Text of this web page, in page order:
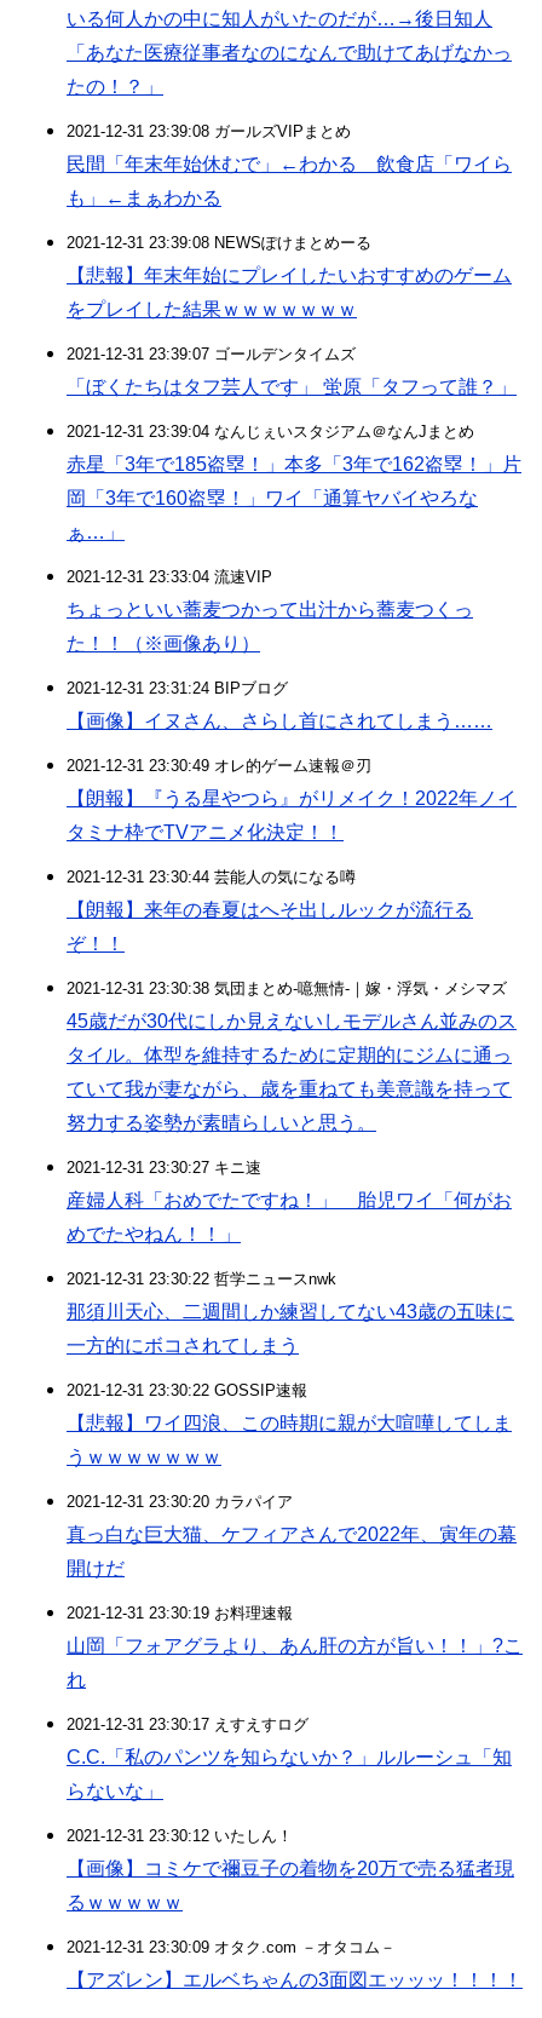
いる何人かの中に知人がいたのだが…→後日知人
「あなた医療従事者なのになんで助けてあげなかっ
たの！？」
2021-12-31 23:39:08 ガールズVIPまとめ
民間「年末年始休むで」←わかる 飲食店「ワイら
も」←まぁわかる
2021-12-31 23:39:08 NEWSぽけまとめーる
【悲報】年末年始にプレイしたいおすすめのゲーム
をプレイした結果ｗｗｗｗｗｗｗ
2021-12-31 23:39:07 ゴールデンタイムズ
「ぼくたちはタフ芸人です」 蛍原「タフって誰？」
2021-12-31 23:39:04 なんじぇいスタジアム＠なんJまとめ
赤星「3年で185盗塁！」本多「3年で162盗塁！」片
岡「3年で160盗塁！」ワイ「通算ヤバイやろな
ぁ…」
2021-12-31 23:33:04 流速VIP
ちょっといい蕎麦つかって出汁から蕎麦つくっ
た！！（※画像あり）
2021-12-31 23:31:24 BIPブログ
【画像】イヌさん、さらし首にされてしまう……
2021-12-31 23:30:49 オレ的ゲーム速報＠刃
【朗報】『うる星やつら』がリメイク！2022年ノイ
タミナ枠でTVアニメ化決定！！
2021-12-31 23:30:44 芸能人の気になる噂
【朗報】来年の春夏はへそ出しルックが流行る
ぞ！！
2021-12-31 23:30:38 気団まとめ-噫無情-｜嫁・浮気・メシマズ
45歳だが30代にしか見えないしモデルさん並みのス
タイル。体型を維持するために定期的にジムに通っ
ていて我が妻ながら、歳を重ねても美意識を持って
努力する姿勢が素晴らしいと思う。
2021-12-31 23:30:27 キニ速
産婦人科「おめでたですね！」 胎児ワイ「何がお
めでたやねん！！」
2021-12-31 23:30:22 哲学ニュースnwk
那須川天心、二週間しか練習してない43歳の五味に
一方的にボコされてしまう
2021-12-31 23:30:22 GOSSIP速報
【悲報】ワイ四浪、この時期に親が大喧嘩してしま
うｗｗｗｗｗｗｗ
2021-12-31 23:30:20 カラパイア
真っ白な巨大猫、ケフィアさんで2022年、寅年の幕
開けだ
2021-12-31 23:30:19 お料理速報
山岡「フォアグラより、あん肝の方が旨い！！」?こ
れ
2021-12-31 23:30:17 えすえすログ
C.C.「私のパンツを知らないか？」ルルーシュ「知
らないな」
2021-12-31 23:30:12 いたしん！
【画像】コミケで禰豆子の着物を20万で売る猛者現
るｗｗｗｗｗ
2021-12-31 23:30:09 オタク.com －オタコム－
【アズレン】エルベちゃんの3面図エッッッ！！！！